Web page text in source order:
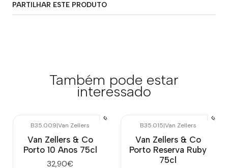
PARTILHAR ESTE PRODUTO
Também pode estar
interessado
B35.009|Van Zellers
Van Zellers & Co
Porto 10 Anos 75cl
32,90€
B35.015|Van Zellers
Van Zellers & Co
Porto Reserva Ruby
75cl